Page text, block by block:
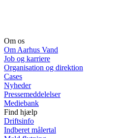
Om os
Om Aarhus Vand
Job og karriere
Organisation og direktion
Cases
Nyheder
Pressemeddelelser
Mediebank
Find hjælp
Driftsinfo
Indberet målertal